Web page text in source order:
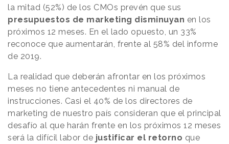
la mitad (52%) de los CMOs prevén que sus
presupuestos de marketing disminuyan en los
próximos 12 meses. En el lado opuesto, un 33%
reconoce que aumentarán, frente al 58% del informe
de 2019.
La realidad que deberán afrontar en los próximos
meses no tiene antecedentes ni manual de
instrucciones. Casi el 40% de los directores de
marketing de nuestro país consideran que el principal
desafío al que harán frente en los próximos 12 meses
será la difícil labor de justificar el retorno que